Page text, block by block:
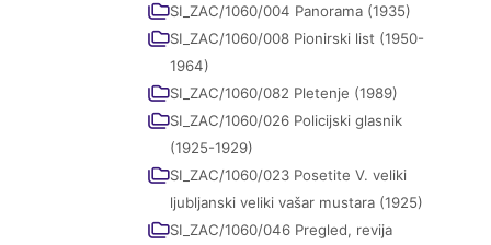
SI_ZAC/1060/004 Panorama (1935)
SI_ZAC/1060/008 Pionirski list (1950-
1964)
SI_ZAC/1060/082 Pletenje (1989)
SI_ZAC/1060/026 Policijski glasnik
(1925-1929)
SI_ZAC/1060/023 Posetite V. veliki
ljubljanski veliki vašar mustara (1925)
SI_ZAC/1060/046 Pregled, revija